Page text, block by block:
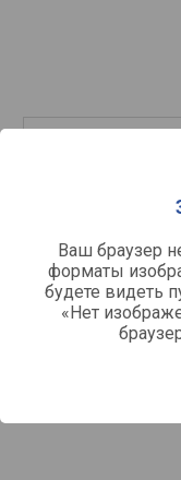
Ваш браузер
форматы
будете видеть
«Нет
Май '26